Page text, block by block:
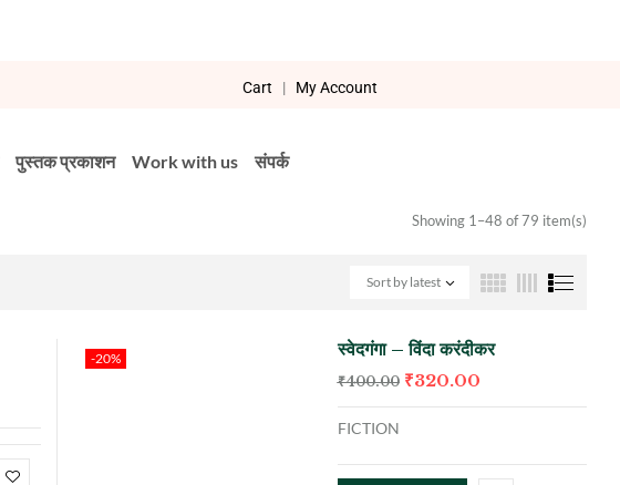
Cart | My Account
पुस्तक प्रकाशन Work with us संपर्क
Showing 1–48 of 79 item(s)
Sort by latest
-20% स्वेदगंगा – विंदा करंदीकर
₹400.00 ₹320.00
FICTION